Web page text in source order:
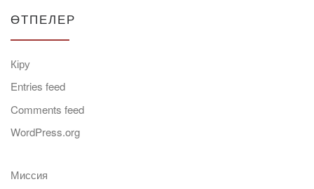
ӨТПЕЛЕР
Кіру
Entries feed
Comments feed
WordPress.org
Миссия